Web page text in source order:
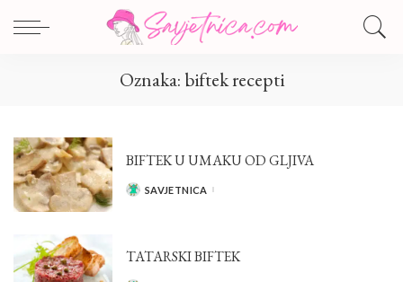
Oznaka: biftek recepti
BIFTEK U UMAKU OD GLJIVA
POSTED
SAVJETNICA
TATARSKI BIFTEK